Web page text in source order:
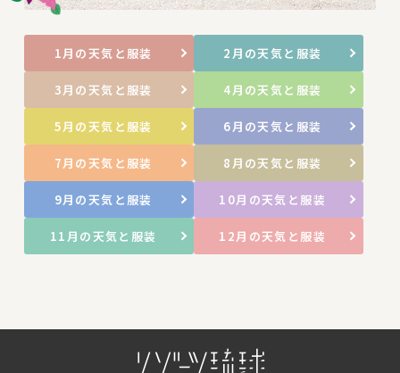
1月の天気と服装 2月の天気と服装
3月の天気と服装 4月の天気と服装
5月の天気と服装 6月の天気と服装
7月の天気と服装 8月の天気と服装
9月の天気と服装 10月の天気と服装
11月の天気と服装 12月の天気と服装